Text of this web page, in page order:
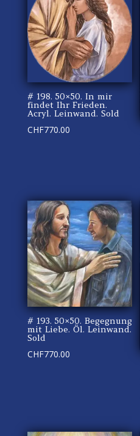
# 198. 50×50. In mir
findet Ihr Frieden.
Acryl. Leinwand. Sold
CHF770.00
# 193. 50×50. Begegnung
mit Liebe. Öl. Leinwand.
Sold
CHF770.00